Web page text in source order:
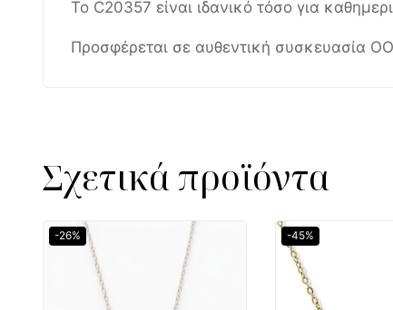
Το C20357 είναι ιδανικό τόσο για
Προσφέρεται σε αυθεντική συσκευασία
Σχετικά προϊόντα
-26% -45%